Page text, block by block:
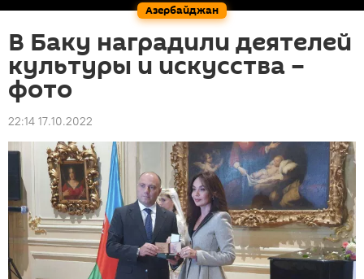
Азербайджан
В Баку наградили деятелей
культуры и искусства –
фото
22:14 17.10.2022